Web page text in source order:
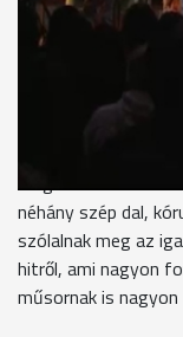
Csík János
„Nagyon szép
népénekek vannak,
mai embernek is
néhány szép dal,
szólalnak meg az
hitről, ami nagyon
műsornak is